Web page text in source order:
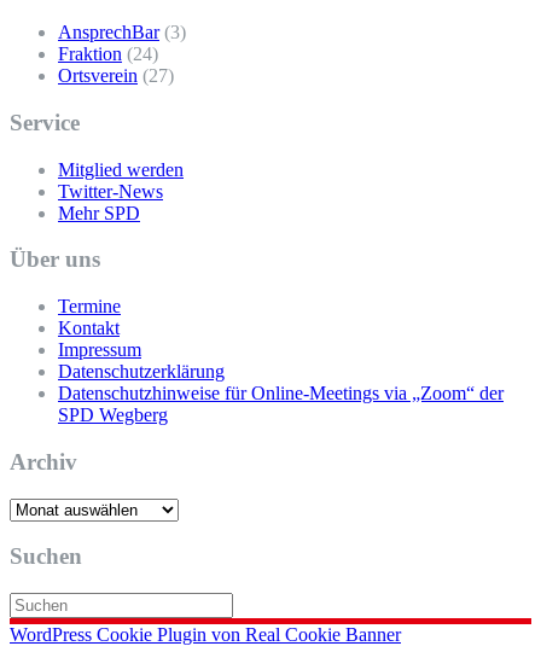
AnsprechBar(3)
Fraktion (24)
Ortsverein (27)
Service
Mitglied werden
Twitter-News
Mehr SPD
Über uns
Termine
Kontakt
Impressum
Datenschutzerklärung
Datenschutzhinweise für Online-Meetings via „Zoom“ der
SPD Wegberg
Archiv
Archiv
Suchen
WordPress Cookie Plugin von Real Cookie Banner